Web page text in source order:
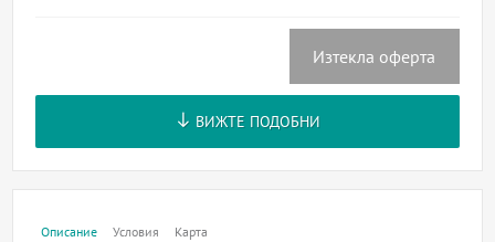
Изтекла оферта
ВИЖТЕ ПОДОБНИ
Описание Условия Карта